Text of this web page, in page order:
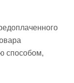
способом,